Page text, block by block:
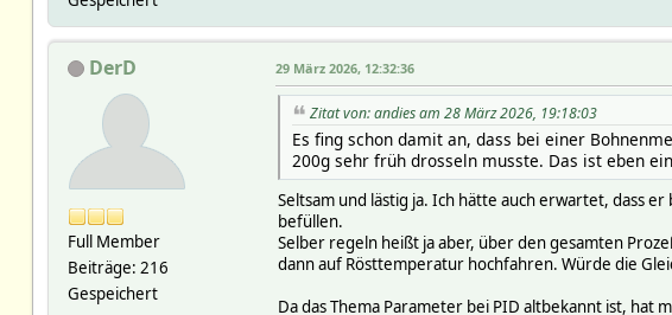
DerD
Full Member
Beiträge: 216
Gespeichert
29 März 2026, 12:32:36
Zitat von: andies am 28 März 2026, 19:18:03
Es fing schon damit an, dass bei einer
200g sehr früh drosseln musste. Das ist eben
Seltsam und lästig ja. Ich hätte auch erwartet, dass
befüllen.
Selber regeln heißt ja aber, über den gesamten
dann auf Rösttemperatur hochfahren. Würde die
Da das Thema Parameter bei PID altbekannt ist, hat